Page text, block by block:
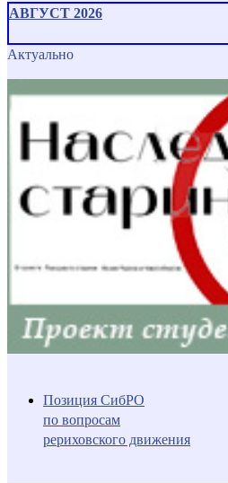
АВГУСТ 2026
Актуально
Позиция СибРО
по вопросам
рериховского движения